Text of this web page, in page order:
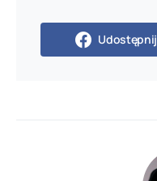
Udostępnij